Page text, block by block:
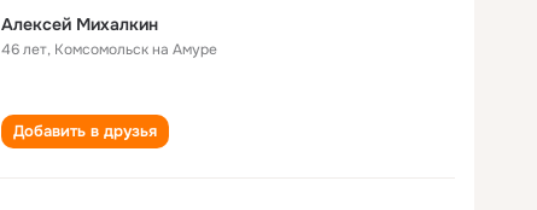
Алексей Михалкин
46 лет, Комсомольск на Амуре
Добавить в друзья